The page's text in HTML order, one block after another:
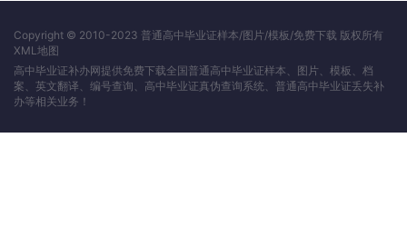
Copyright © 2010-2023 普通高中毕业证样本/图片/模板/免费下载 版权所有
XML地图
高中毕业证补办网提供免费下载全国普通高中毕业证样本、图片、模板、档
案、英文翻译、编号查询、高中毕业证真伪查询系统、普通高中毕业证丢失补
办等相关业务！